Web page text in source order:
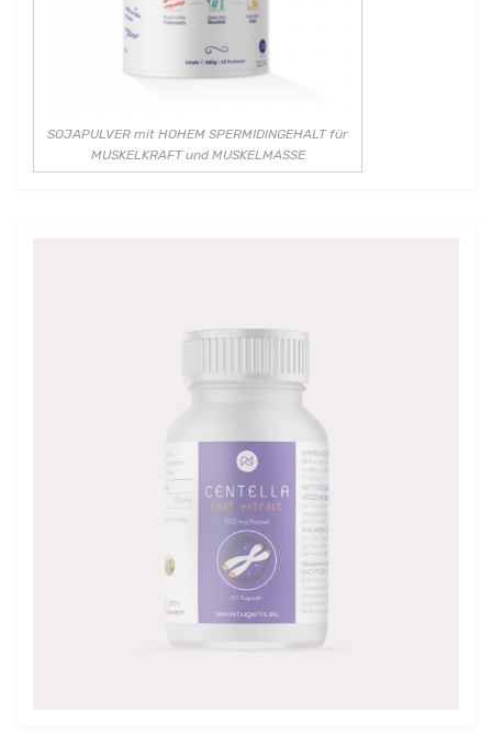
SOJAPULVER mit HOHEM SPERMIDINGEHALT für
MUSKELKRAFT und MUSKELMASSE